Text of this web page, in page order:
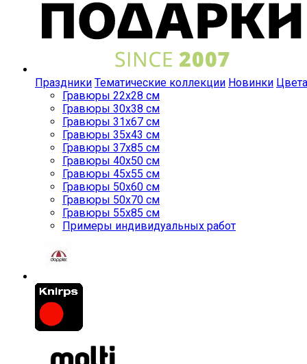
Праздники Тематические коллекции Новинки Цвета
Гравюры 22x28 см
Гравюры 30x38 см
Гравюры 31x67 см
Гравюры 35x43 см
Гравюры 37x85 см
Гравюры 40x50 см
Гравюры 45x55 см
Гравюры 50x60 см
Гравюры 50x70 см
Гравюры 55x85 см
Примеры индивидуальных работ